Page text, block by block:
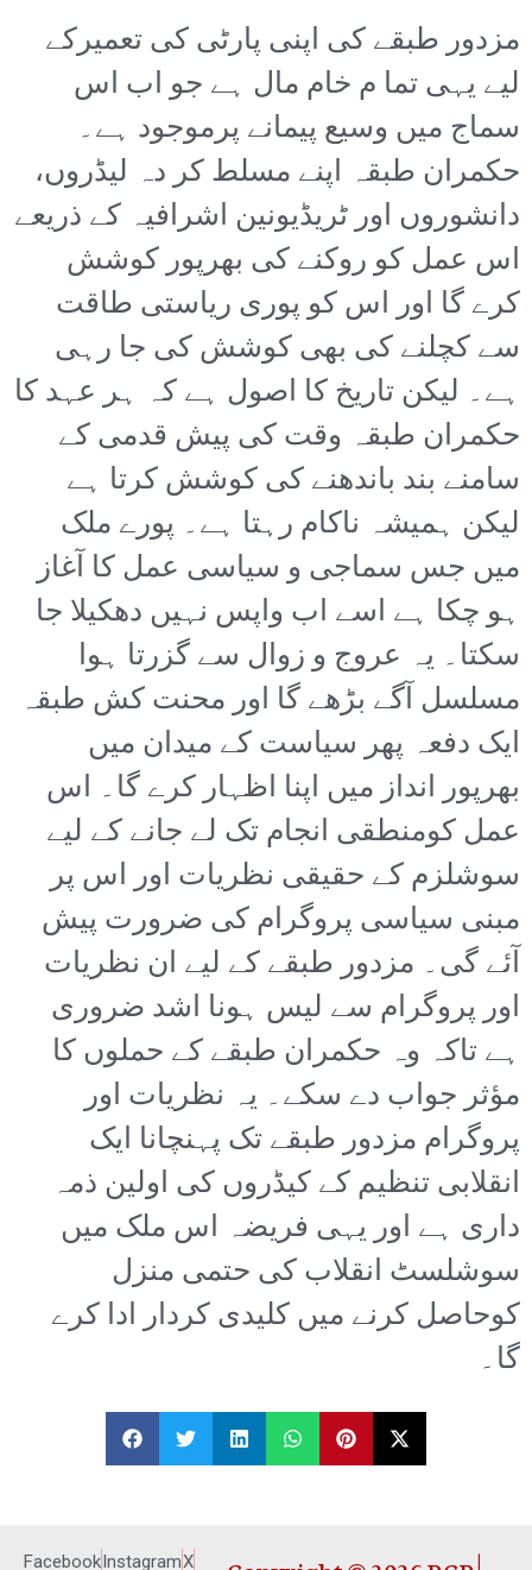
مزدور طبقے کی اپنی پارٹی کی تعمیرکے
لیے یہی تما م خام مال ہے جو اب اس
سماج میں وسیع پیمانے پرموجود ہے۔
حکمران طبقہ اپنے مسلط کر دہ لیڈروں،
دانشوروں اور ٹریڈیونین اشرافیہ کے ذریعے
اس عمل کو روکنے کی بھرپور کوشش
کرے گا اور اس کو پوری ریاستی طاقت
سے کچلنے کی بھی کوشش کی جا رہی
ہے۔ لیکن تاریخ کا اصول ہے کہ ہر عہد کا
حکمران طبقہ وقت کی پیش قدمی کے
سامنے بند باندھنے کی کوشش کرتا ہے
لیکن ہمیشہ ناکام رہتا ہے۔ پورے ملک
میں جس سماجی و سیاسی عمل کا آغاز
ہو چکا ہے اسے اب واپس نہیں دھکیلا جا
سکتا۔ یہ عروج و زوال سے گزرتا ہوا
مسلسل آگے بڑھے گا اور محنت کش طبقہ
ایک دفعہ پھر سیاست کے میدان میں
بھرپور انداز میں اپنا اظہار کرے گا۔ اس
عمل کومنطقی انجام تک لے جانے کے لیے
سوشلزم کے حقیقی نظریات اور اس پر
مبنی سیاسی پروگرام کی ضرورت پیش
آئے گی۔ مزدور طبقے کے لیے ان نظریات
اور پروگرام سے لیس ہونا اشد ضروری
ہے تاکہ وہ حکمران طبقے کے حملوں کا
مؤثر جواب دے سکے۔ یہ نظریات اور
پروگرام مزدور طبقے تک پہنچانا ایک
انقلابی تنظیم کے کیڈروں کی اولین ذمہ
داری ہے اور یہی فریضہ اس ملک میں
سوشلسٹ انقلاب کی حتمی منزل
کوحاصل کرنے میں کلیدی کردار ادا کرے
گا۔
FacebookInstagramX